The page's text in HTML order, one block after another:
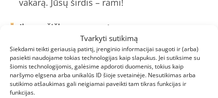
Tvarkyti sutikimą
Siekdami teikti geriausią patirtį, įrenginio informacijai saugoti ir (arba)
pasiekti naudojame tokias technologijas kaip slapukus. Jei sutiksime su
šiomis technologijomis, galėsime apdoroti duomenis, tokius kaip
naršymo elgsena arba unikalūs ID šioje svetainėje. Nesutikimas arba
sutikimo atšaukimas gali neigiamai paveikti tam tikras funkcijas ir
funkcijas.
vakarą. Jūsų širdis – rami!
Ilgaamžiškumas = santaupos
100 % tvirtas poliesteris su PU danga– atlaikys
net agresyviausius žaidimus: rogučių tempimą
per asfaltą, lipimą per tvoras, šliaužimą po
sniego pilimis.